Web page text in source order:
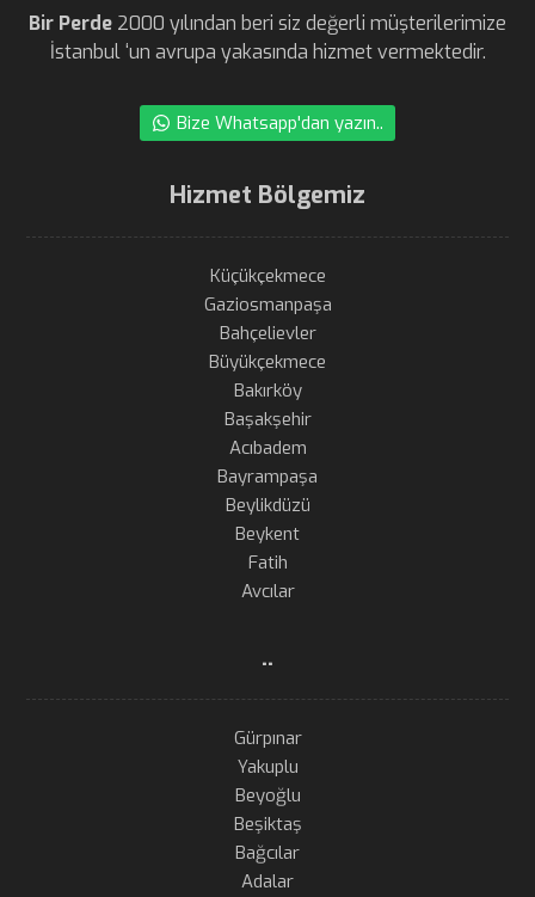
Bir Perde 2000 yılından beri siz değerli müşterilerimize
İstanbul ‘un avrupa yakasında hizmet vermektedir.
Bize Whatsapp'dan yazın..
Hizmet Bölgemiz
Küçükçekmece
Gaziosmanpaşa
Bahçelievler
Büyükçekmece
Bakırköy
Başakşehir
Acıbadem
Bayrampaşa
Beylikdüzü
Beykent
Fatih
Avcılar
..
Gürpınar
Yakuplu
Beyoğlu
Beşiktaş
Bağcılar
Adalar